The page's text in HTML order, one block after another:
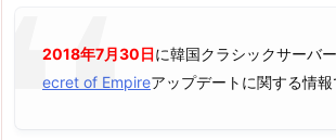
2018年7月30日に韓国クラシックサーバ
ecret of Empireアップデートに関する情報